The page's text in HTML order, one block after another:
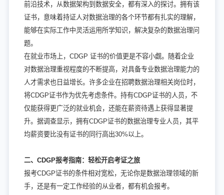
前沿技术，从数据架构到数据安全，都有深入的探讨。拥有该
证书，意味着持证人对数据治理的各个环节都有扎实的理解，
能够在实际工作中灵活运用所学知识，解决复杂的数据治理问
题。
在就业市场上，CDGP 证书的价值更是不容小觑。随着企业
对数据治理重视程度的不断提高，对具备专业数据治理能力的
人才需求也日益增长。许多企业在招聘数据治理相关岗位时，
将CDGP证书作为优先考虑条件。持有CDGP证书的人员，不
仅能获得更广泛的就业机会，还能在薪资待遇上获得显著提
升。据调查显示，拥有CDGP证书的数据治理专业人员，其平
均薪资要比没有证书的同行高出30%以上。
二、CDGP报考指南：轻松开启考证之旅
报考CDGP证书的条件相对宽松，无论你是数据治理领域的新
手，还是有一定工作经验的从业者，都有机会报考。